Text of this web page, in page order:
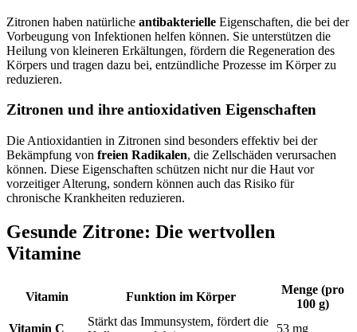
Zitronen haben natürliche antibakterielle Eigenschaften, die bei der
Vorbeugung von Infektionen helfen können. Sie unterstützen die
Heilung von kleineren Erkältungen, fördern die Regeneration des
Körpers und tragen dazu bei, entzündliche Prozesse im Körper zu
reduzieren.
Zitronen und ihre antioxidativen Eigenschaften
Die Antioxidantien in Zitronen sind besonders effektiv bei der
Bekämpfung von freien Radikalen, die Zellschäden verursachen
können. Diese Eigenschaften schützen nicht nur die Haut vor
vorzeitiger Alterung, sondern können auch das Risiko für
chronische Krankheiten reduzieren.
Gesunde Zitrone: Die wertvollen
Vitamine
Vitamin Funktion im Körper
Menge (pro
100 g)
Vitamin C
Stärkt das Immunsystem, fördert die
53 mg